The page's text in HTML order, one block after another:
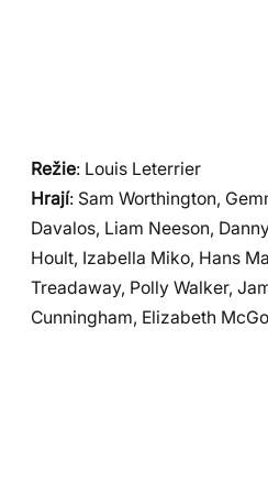
Režie: Louis Leterrier
Hrají: Sam Worthington,
Davalos, Liam Neeson,
Hoult, Izabella Miko, Hans
Treadaway, Polly Walker,
Cunningham, Elizabeth